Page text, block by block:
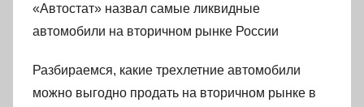
«Автостат» назвал самые ликвидные
автомобили на вторичном рынке России
Разбираемся, какие трехлетние автомобили
можно выгодно продать на вторичном рынке в